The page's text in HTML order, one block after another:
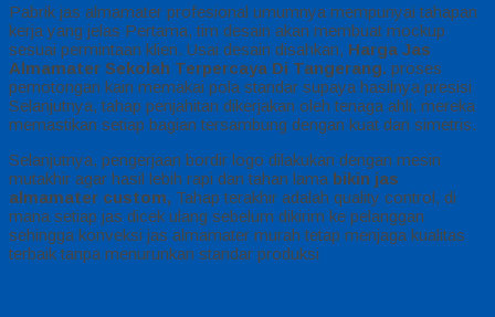
Pabrik jas almamater profesional umumnya mempunyai tahapan
kerja yang jelas Pertama, tim desain akan membuat mockup
sesuai permintaan klien. Usai desain disahkan, Harga Jas
Almamater Sekolah Terpercaya Di Tangerang. proses
pemotongan kain memakai pola standar supaya hasilnya presisi
Selanjutnya, tahap penjahitan dikerjakan oleh tenaga ahli, mereka
memastikan setiap bagian tersambung dengan kuat dan simetris.
Selanjutnya, pengerjaan bordir logo dilakukan dengan mesin
mutakhir agar hasil lebih rapi dan tahan lama bikin jas
almamater custom, Tahap terakhir adalah quality control, di
mana setiap jas dicek ulang sebelum dikirim ke pelanggan
sehingga konveksi jas almamater murah tetap menjaga kualitas
terbaik tanpa menurunkan standar produksi